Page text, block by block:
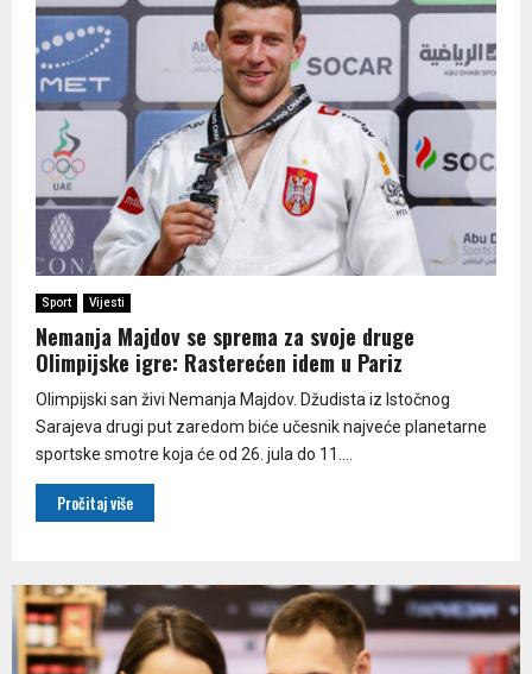
Sport Vijesti
Nemanja Majdov se sprema za svoje druge
Olimpijske igre: Rasterećen idem u Pariz
Olimpijski san živi Nemanja Majdov. Džudista iz Istočnog
Sarajeva drugi put zaredom biće učesnik najveće planetarne
sportske smotre koja će od 26. jula do 11....
Pročitaj više